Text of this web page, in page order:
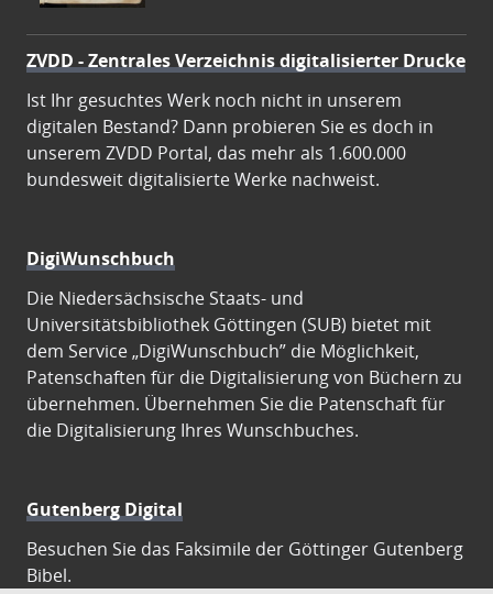
ZVDD - Zentrales Verzeichnis digitalisierter Drucke
Ist Ihr gesuchtes Werk noch nicht in unserem
digitalen Bestand? Dann probieren Sie es doch in
unserem ZVDD Portal, das mehr als 1.600.000
bundesweit digitalisierte Werke nachweist.
DigiWunschbuch
Die Niedersächsische Staats- und
Universitätsbibliothek Göttingen (SUB) bietet mit
dem Service „DigiWunschbuch” die Möglichkeit,
Patenschaften für die Digitalisierung von Büchern zu
übernehmen. Übernehmen Sie die Patenschaft für
die Digitalisierung Ihres Wunschbuches.
Gutenberg Digital
Besuchen Sie das Faksimile der Göttinger Gutenberg
Bibel.